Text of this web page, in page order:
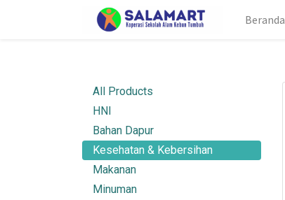
Beranda
All Products
HNI
Bahan Dapur
Kesehatan & Kebersihan
Makanan
Minuman